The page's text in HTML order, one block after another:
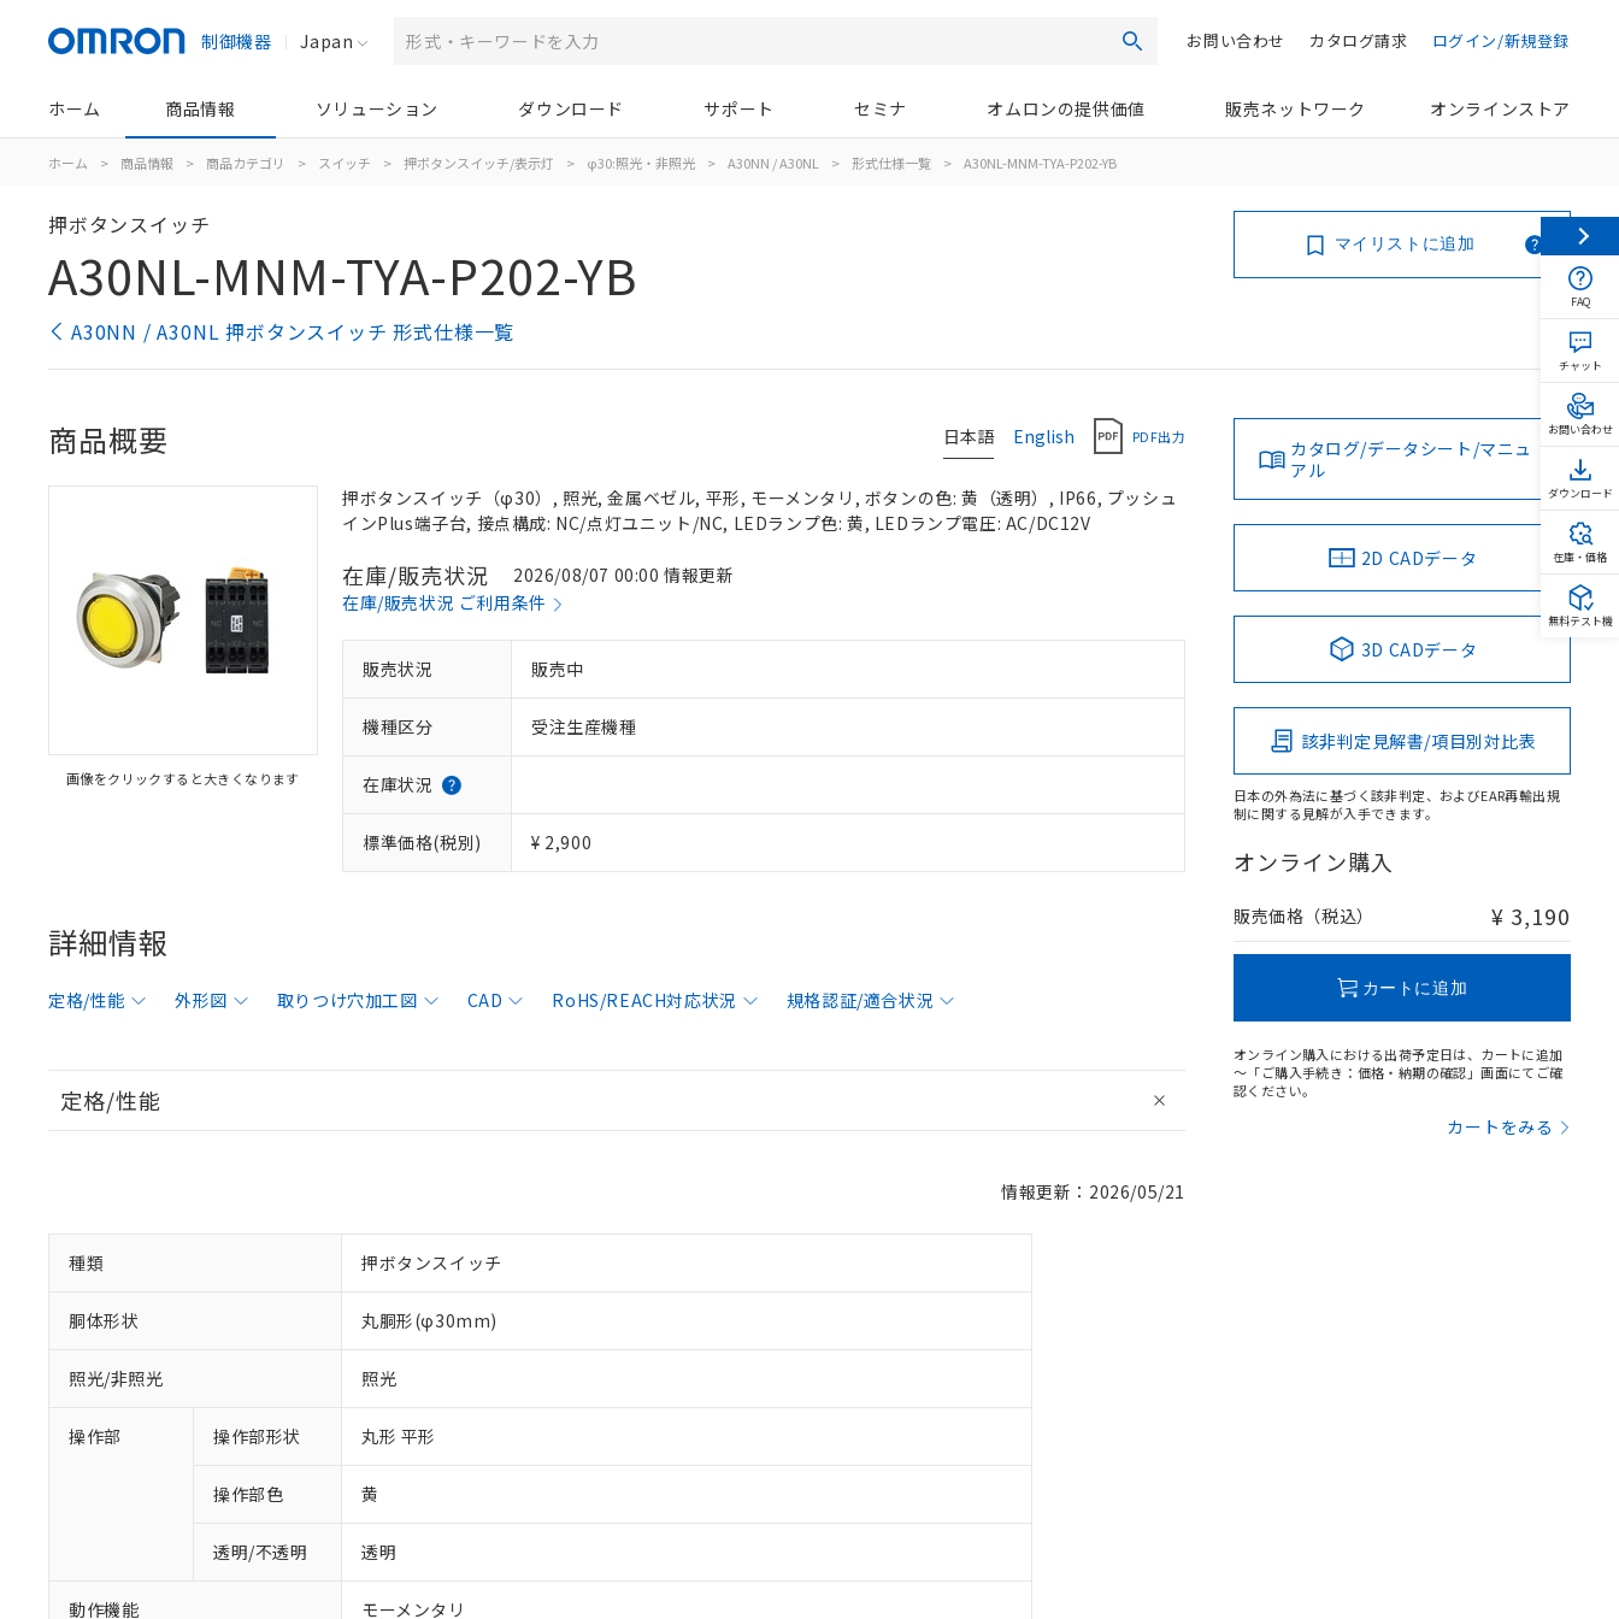
制御機器 Japan 検索 ログイン/新規登録
カタログ請求
お問い合わせ
ホーム 商品情報 ソリューション ダウンロード サポート セミナ オムロンの提供価値 販売ネットワーク オンラインストア
ホーム > 商品情報 > 商品カテゴリ > スイッチ > 押ボタンスイッチ/表示灯 > φ30:照光・非照光 > A30NN / A30NL > 形式仕様一覧 > A30NL-MNM-TYA-P202-YB
押ボタンスイッチ
A30NL-MNM-TYA-P202-YB
A30NN / A30NL 押ボタンスイッチ 形式仕様一覧
マイリストに追加
日本語 English PDF出力
商品概要
画像をクリックすると大きくなります
押ボタンスイッチ（φ30）, 照光, 金属ベゼル, 平形, モーメンタリ, ボタンの色: 黄（透明）, IP66, プッシュ
インPlus端子台, 接点構成: NC/点灯ユニット/NC, LEDランプ色: 黄, LEDランプ電圧: AC/DC12V
在庫/販売状況
2026/08/07 00:00 情報更新
在庫/販売状況 ご利用条件
販売状況 販売中
機種区分 受注生産機種
在庫状況
標準価格(税別) ¥ 2,900
詳細情報
定格/性能 外形図 取りつけ穴加工図 CAD RoHS/REACH対応状況 規格認証/適合状況
定格/性能
情報更新：2026/05/21
種類 押ボタンスイッチ
胴体形状 丸胴形(φ30mm)
照光/非照光 照光
操作部 操作部形状 丸形 平形
操作部色 黄
透明/不透明 透明
動作機能 モーメンタリ
カタログ/データシート/マニュ
アル
2D CADデータ
3D CADデータ
該非判定見解書/項目別対比表
日本の外為法に基づく該非判定、およびEAR再輸出規
制に関する見解が入手できます。
オンライン購入
販売価格（税込） ¥ 3,190
カートに追加
オンライン購入における出荷予定日は、カートに追加
～「ご購入手続き：価格・納期の確認」画面にてご確
認ください。
カートをみる
FAQ
チャット
お問い合わせ
ダウンロード
在庫・価格
無料テスト機